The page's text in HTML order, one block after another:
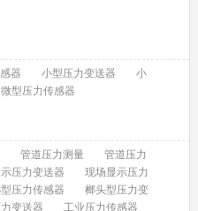
器 小型压力变送器
小
微型压力传感器
管道压力测量
管道压力
压力变送器
现场显示压力
型压力传感器
榔头型压力变
变送器
工业压力传感器